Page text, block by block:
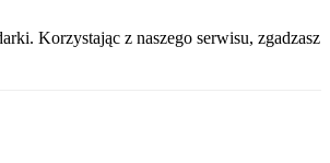
Korzystając z naszego serwisu, zgadzasz